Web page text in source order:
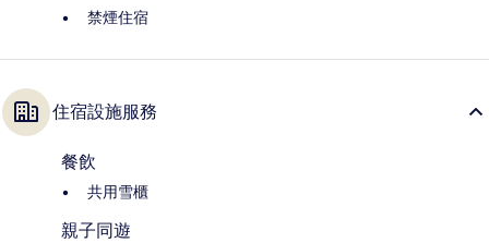
禁煙住宿
住宿設施服務
餐飲
共用雪櫃
親子同遊